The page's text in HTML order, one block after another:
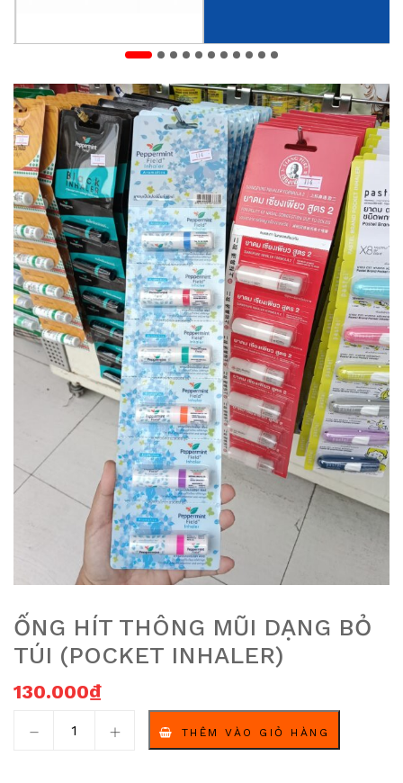
ỐNG HÍT THÔNG MŨI DẠNG BỎ
TÚI (POCKET INHALER)
130.000₫
THÊM VÀO GIỎ HÀNG